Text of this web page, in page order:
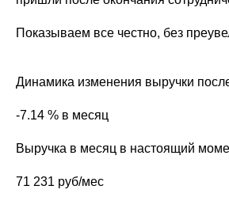
Показываем все честно, без
Динамика изменения выручки
-7.14 % в месяц
Выручка в месяц в настоящий
71 231 руб/мес